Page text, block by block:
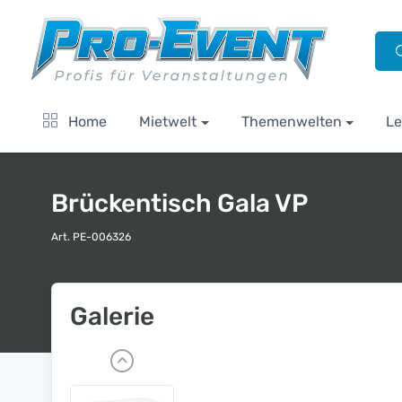
Home Mietwelt Themenwelten
Brückentisch Gala VP
Art. PE-006326
Galerie
P
r